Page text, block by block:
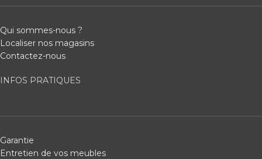
Qui sommes-nous ?
Localiser nos magasins
Contactez-nous
INFOS PRATIQUES
Garantie
Entretien de vos meubles